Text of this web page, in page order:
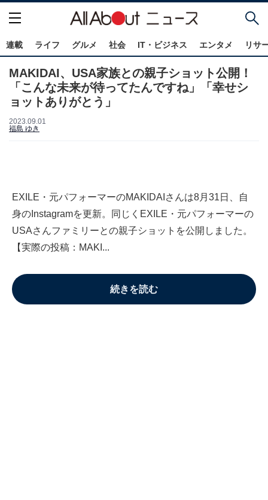
連載 ライフ グルメ 社会 IT・ビジネス エンタメ リサ
MAKIDAI、USA家族との親子ショット公開！
「こんな未来が待ってたんですね」「幸せシ
ョットありがとう」
2023.09.01
福島 ゆき
EXILE・元パフォーマーのMAKIDAIさんは8月31日、自
身のInstagramを更新。同じくEXILE・元パフォーマーの
USAさんファミリーとの親子ショットを公開しました。
【実際の投稿：MAKI...
続きを読む